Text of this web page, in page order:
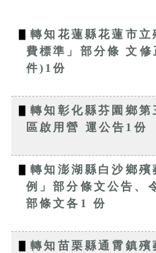
▋轉知花蓮縣花蓮市
費標準」部分條 文
件)1份
▋轉知彰化縣芬園鄉
區啟用營 運公告1份
▋轉知澎湖縣白沙鄉
例」部分條文公告、
部條文各1 份
▋轉知苗栗縣通霄鎮